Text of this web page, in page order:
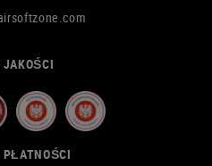
JAKOŚCI
PŁATNOŚCI